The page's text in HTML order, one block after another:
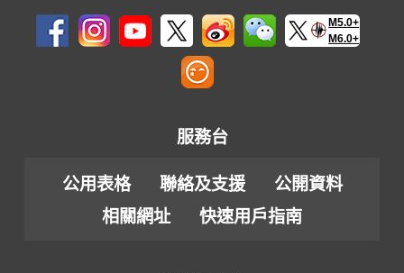
M5.0+
M6.0+
服務台
公用表格 聯絡及支援
公開資料
相關網址
快速用戶指南